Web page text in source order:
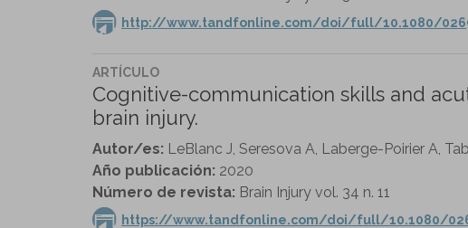
http://www.tandfonline.com/doi/full/10.1080/
ARTÍCULO
Cognitive-communication skills and
brain injury.
Autor/es: LeBlanc J, Seresova A, Laberge-Poirier A,
Año publicación: 2020
Número de revista: Brain Injury vol. 34 n. 11
https://www.tandfonline.com/doi/full/10.1080/